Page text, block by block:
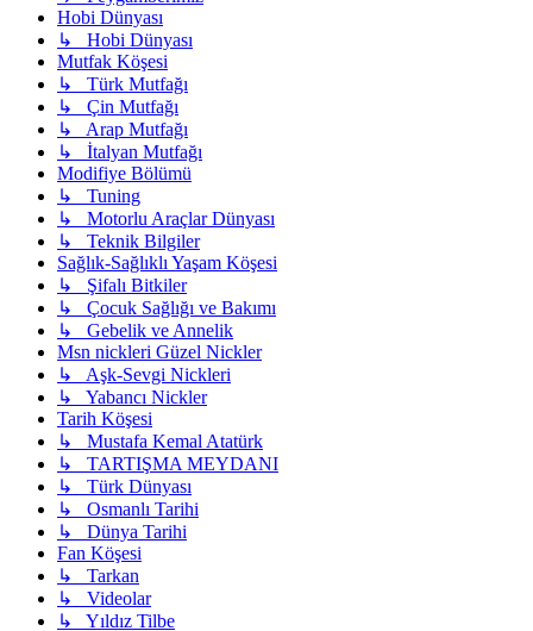
Hobi Dünyası
↳ Hobi Dünyası
Mutfak Köşesi
↳ Türk Mutfağı
↳ Çin Mutfağı
↳ Arap Mutfağı
↳ İtalyan Mutfağı
Modifiye Bölümü
↳ Tuning
↳ Motorlu Araçlar Dünyası
↳ Teknik Bilgiler
Sağlık-Sağlıklı Yaşam Köşesi
↳ Şifalı Bitkiler
↳ Çocuk Sağlığı ve Bakımı
↳ Gebelik ve Annelik
Msn nickleri Güzel Nickler
↳ Aşk-Sevgi Nickleri
↳ Yabancı Nickler
Tarih Köşesi
↳ Mustafa Kemal Atatürk
↳ TARTIŞMA MEYDANI
↳ Türk Dünyası
↳ Osmanlı Tarihi
↳ Dünya Tarihi
Fan Köşesi
↳ Tarkan
↳ Videolar
↳ Yıldız Tilbe